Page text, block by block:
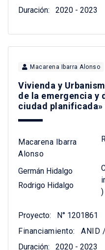
Duración:
2020 - 2023
Macarena Ibarra Alonso
Vivienda y
de la emergencia y
ciudad planificada»
Macarena Ibarra
Alonso
Germán Hidalgo
Rodrigo Hidalgo
)
Proyecto:
N° 1201861
Financiamiento:
ANID
Duración:
2020 - 2023